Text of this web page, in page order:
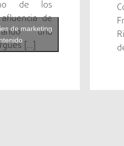
de marketing
de los
de
una
[…]